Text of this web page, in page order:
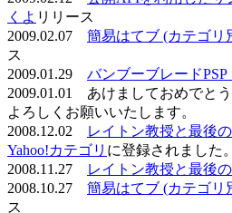
くよ リリース
2009.02.07 簡易はてブ (カテゴリ
ス
2009.01.29 バンブーブレード
2009.01.01 あけましておめでと
よろしくお願いいたします。
2008.12.02
レイトン教授と最後
Yahoo!カテゴリ に登録されました。
2008.11.27
レイトン教授と最後
2008.10.27 簡易はてブ (カテゴリ
ス